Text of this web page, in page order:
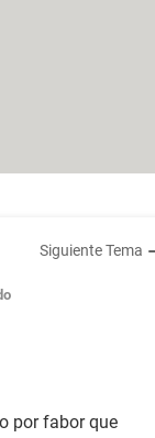
Siguiente Tema
por fabor que